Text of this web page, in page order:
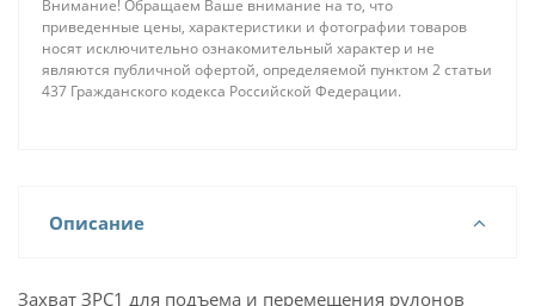
Внимание! Обращаем Ваше внимание на то, что
приведенные цены, характеристики и фотографии товаров
носят исключительно ознакомительный характер и не
являются публичной офертой, определяемой пунктом 2 статьи
437 Гражданского кодекса Российской Федерации.
Описание
Захват ЗРС1 для подъема и перемещения рулонов